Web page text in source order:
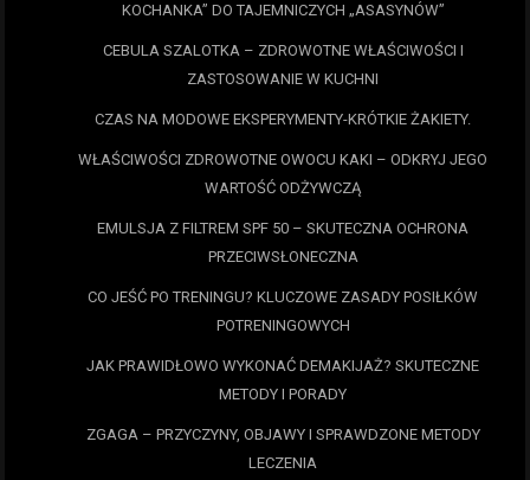
KOCHANKA” DO TAJEMNICZYCH „ASASYNÓW”
CEBULA SZALOTKA – ZDROWOTNE WŁAŚCIWOŚCI I
ZASTOSOWANIE W KUCHNI
CZAS NA MODOWE EKSPERYMENTY-KRÓTKIE ŻAKIETY.
WŁAŚCIWOŚCI ZDROWOTNE OWOCU KAKI – ODKRYJ JEGO
WARTOŚĆ ODŻYWCZĄ
EMULSJA Z FILTREM SPF 50 – SKUTECZNA OCHRONA
PRZECIWSŁONECZNA
CO JEŚĆ PO TRENINGU? KLUCZOWE ZASADY POSIŁKÓW
POTRENINGOWYCH
JAK PRAWIDŁOWO WYKONAĆ DEMAKIJAŻ? SKUTECZNE
METODY I PORADY
ZGAGA – PRZYCZYNY, OBJAWY I SPRAWDZONE METODY
LECZENIA